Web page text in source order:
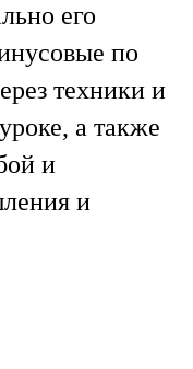
его
по
техники и
а также
и
и